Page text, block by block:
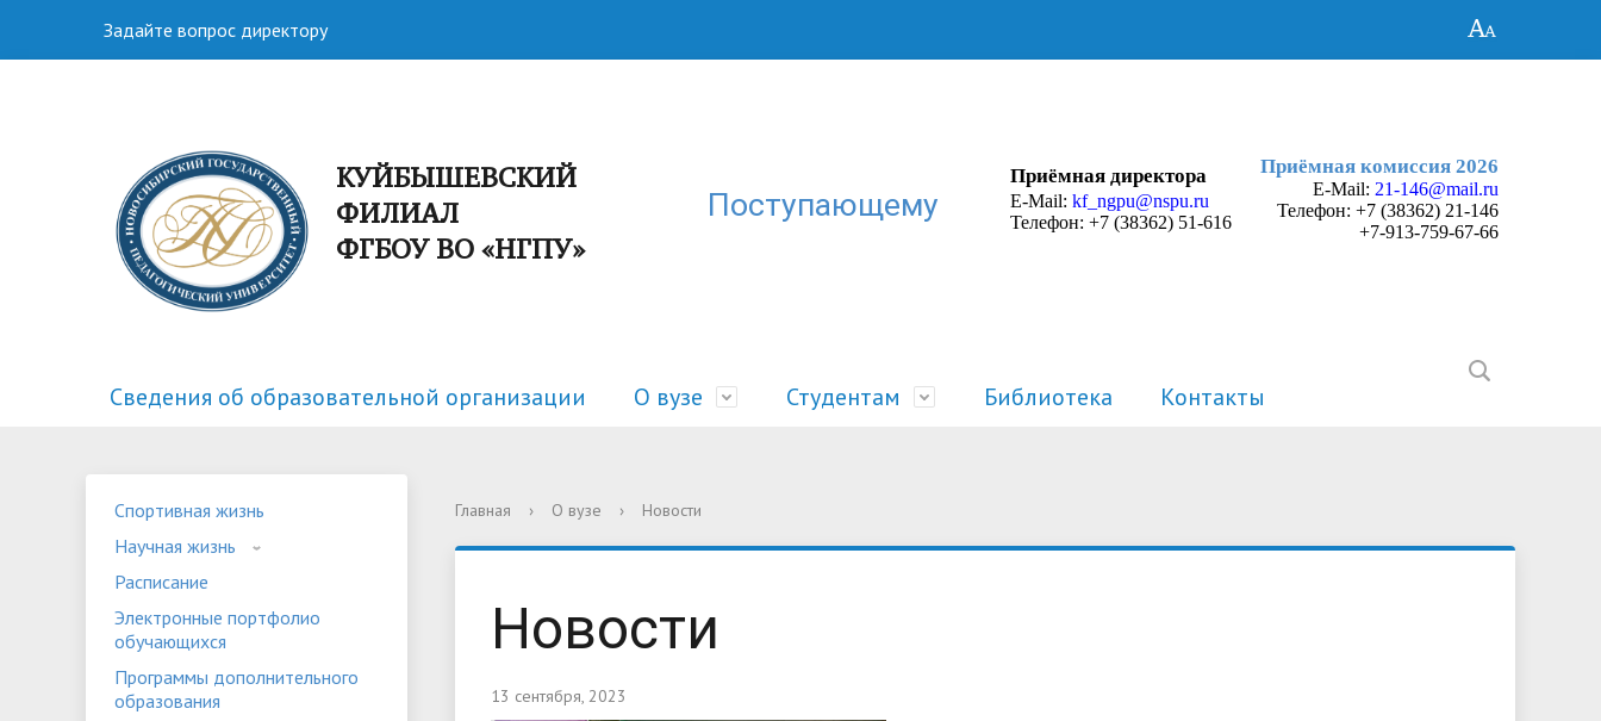
Задайте вопрос директору
КУЙБЫШЕВСКИЙ
ФИЛИАЛ
ФГБОУ ВО «НГПУ»
Поступающему
Приёмная директора
E-Mail: kf_ngpu@nspu.ru
Телефон: +7 (38362) 51-616
Приёмная комиссия 2026
E-Mail: 21-146@mail.ru
Телефон: +7 (38362) 21-146
+7-913-759-67-66
Сведения об образовательной организации О вузе
Факультеты Структура
Устав
Положение о КФ ФГБОУ ВО
Лицензии
Библиотека
Банковские реквизиты
Видеогалерея
Студентам
Спортивная жизнь Научная жизнь
обучающихся
Программы дополнительного
образования
Мероприятия
Библиотека Контакты
Спортивная жизнь
Научная жизнь
Расписание
Электронные портфолио
обучающихся
Программы дополнительного
образования
Главная › О вузе › Новости
Новости
13 сентября, 2023